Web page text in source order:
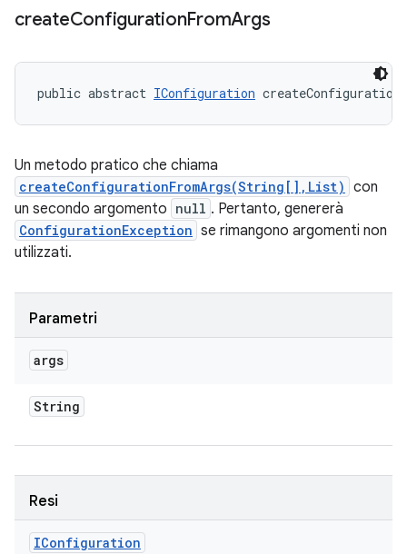
createConfigurationFromArgs
public abstract IConfiguration
Un metodo pratico che chiama
createConfigurationFromArgs(String[],List) con
un secondo argomento null . Pertanto, genererà
ConfigurationException se rimangono argomenti non
utilizzati.
Parametri
args
String
Resi
IConfiguration